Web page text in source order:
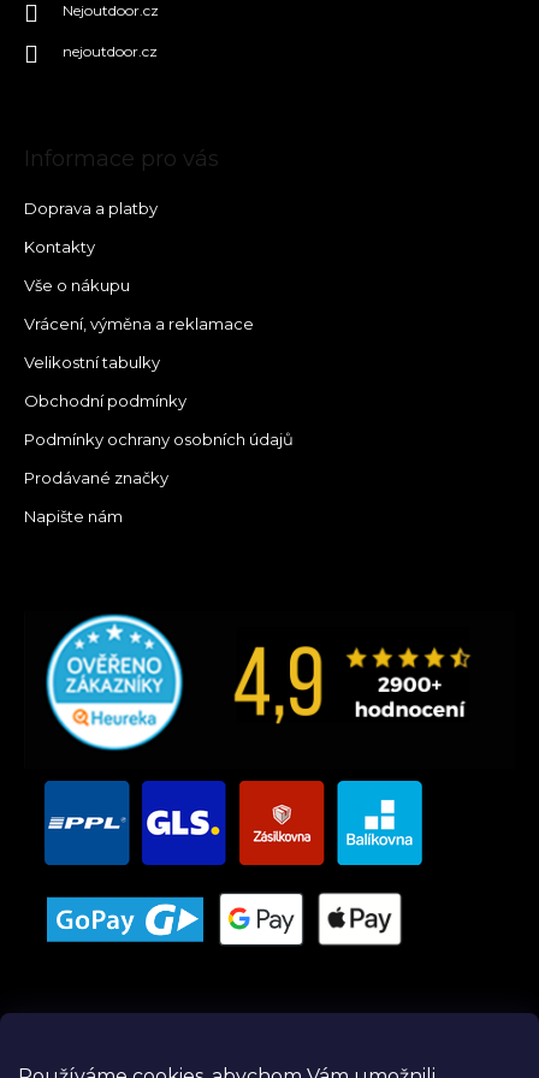
Nejoutdoor.cz
nejoutdoor.cz
Informace pro vás
Doprava a platby
Kontakty
Vše o nákupu
Vrácení, výměna a reklamace
Velikostní tabulky
Obchodní podmínky
Podmínky ochrany osobních údajů
Prodávané značky
Napište nám